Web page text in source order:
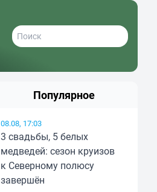
Популярное
08.08, 17:03
3 свадьбы, 5 белых
медведей: сезон круизов
к Северному полюсу
завершён